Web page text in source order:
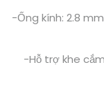
-Ống kính: 2.8
-Hỗ trợ khe